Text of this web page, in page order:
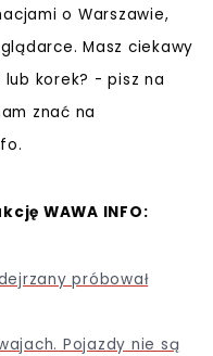
o Warszawie,
Masz ciekawy
korek? - pisz na
znać na
WAWA INFO:
próbował
Pojazdy nie są